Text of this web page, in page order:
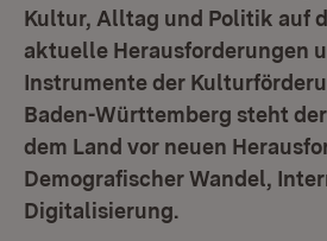
Kultur, Alltag und Politik auf
aktuelle Herausforderungen
Instrumente der
Baden-Württemberg steht
dem Land vor neuen
Demografischer Wandel,
Digitalisierung.